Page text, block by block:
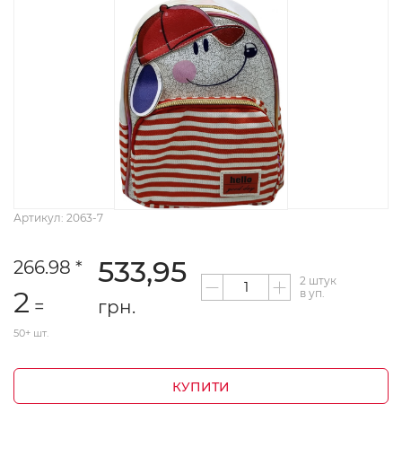
Артикул: 2063-7
266.98 *
2 =
533,95
грн.
2 штук
в уп.
50+ шт.
КУПИТИ